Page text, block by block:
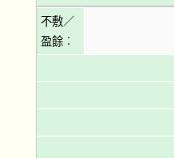
不敷／
盈餘︰